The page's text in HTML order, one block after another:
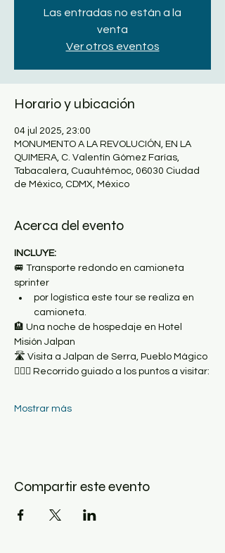
Las entradas no están a la
venta
Ver otros eventos
Horario y ubicación
04 jul 2025, 23:00
MONUMENTO A LA REVOLUCIÓN, EN LA
QUIMERA, C. Valentín Gómez Farías,
Tabacalera, Cuauhtémoc, 06030 Ciudad
de México, CDMX, México
Acerca del evento
INCLUYE:
🚐 Transporte redondo en camioneta
sprinter
por logística este tour se realiza en
camioneta.
🏨 Una noche de hospedaje en Hotel
Misión Jalpan
🛣 Visita a Jalpan de Serra, Pueblo Mágico
🚶🏽‍♂️ Recorrido guiado a los puntos a visitar:
Mostrar más
Compartir este evento